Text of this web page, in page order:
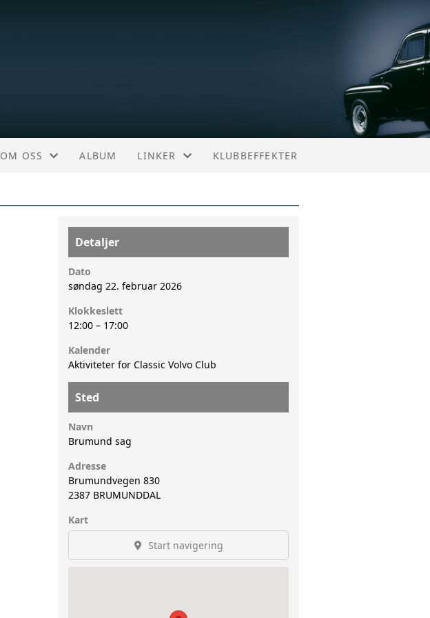
OM OSS
LMK/FORSIKRING
ALBUM LINKER
SVENSKE LINKER
ANDRE LINKER
KLUBBEFFEKTER
Detaljer
Dato
søndag 22. februar 2026
Klokkeslett
12:00 – 17:00
Kalender
Aktiviteter for Classic Volvo Club
Sted
Navn
Brumund sag
Adresse
Brumundvegen 830
2387 BRUMUNDDAL
Kart
Start navigering